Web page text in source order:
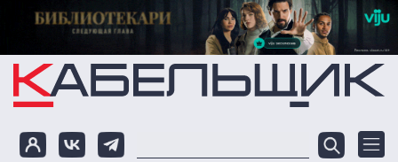
Перейти к основному содержанию